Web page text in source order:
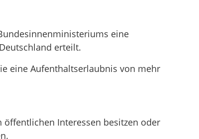
eine
erteilt.
eine Aufenthaltserlaubnis von mehr
Interessen besitzen oder